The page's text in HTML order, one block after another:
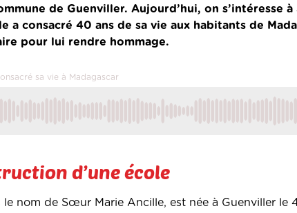
de Guenviller. Aujourd’hui, on s’intéresse
a consacré 40 ans de sa vie aux habitants de
pour lui rendre hommage.
sa vie à Madagascar
d’une école
nom de Sœur Marie Ancille, est née à Guenviller le 4